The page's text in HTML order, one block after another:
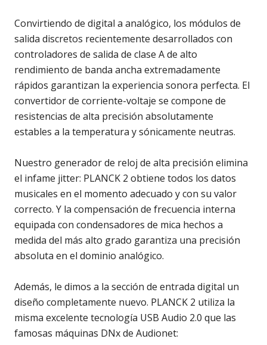
Convirtiendo de digital a analógico, los módulos de
salida discretos recientemente desarrollados con
controladores de salida de clase A de alto
rendimiento de banda ancha extremadamente
rápidos garantizan la experiencia sonora perfecta. El
convertidor de corriente-voltaje se compone de
resistencias de alta precisión absolutamente
estables a la temperatura y sónicamente neutras.
Nuestro generador de reloj de alta precisión elimina
el infame jitter: PLANCK 2 obtiene todos los datos
musicales en el momento adecuado y con su valor
correcto. Y la compensación de frecuencia interna
equipada con condensadores de mica hechos a
medida del más alto grado garantiza una precisión
absoluta en el dominio analógico.
Además, le dimos a la sección de entrada digital un
diseño completamente nuevo. PLANCK 2 utiliza la
misma excelente tecnología USB Audio 2.0 que las
famosas máquinas DNx de Audionet: